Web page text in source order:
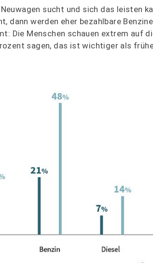
sucht und sich das leisten
dann werden eher bezahlbare
Die Menschen schauen extrem auf
sagen, das ist wichtiger als